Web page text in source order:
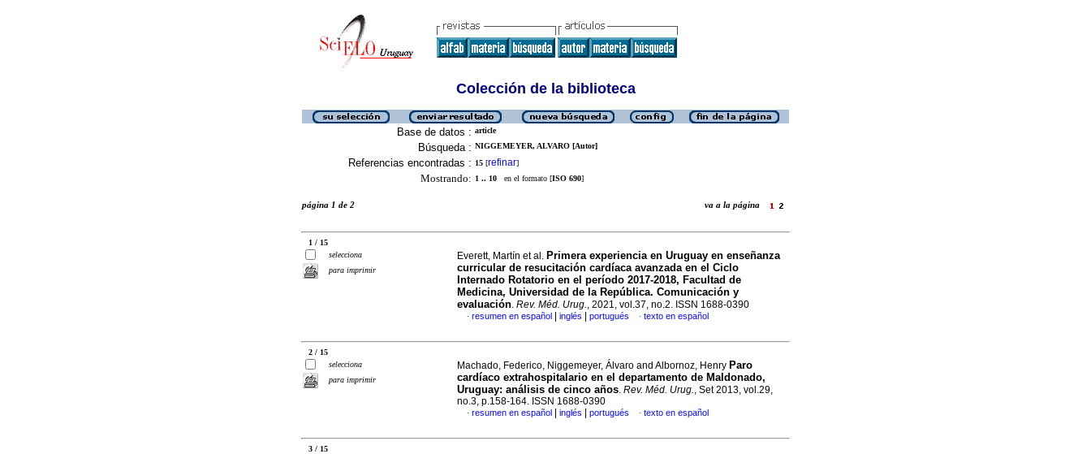
Colección de la biblioteca
Base de datos : article
Búsqueda : NIGGEMEYER, ALVARO [Autor]
Referencias encontradas : 15 [refinar]
Mostrando: 1 .. 10 en el formato [ISO 690]
página 1 de 2 va a la página
1 / 15
selecciona
para imprimir
Everett, Martín et al. Primera experiencia en Uruguay en enseñanza
curricular de resucitación cardíaca avanzada en el Ciclo
Internado Rotatorio en el período 2017-2018, Facultad de
Medicina, Universidad de la República. Comunicación y
evaluación. Rev. Méd. Urug., 2021, vol.37, no.2. ISSN 1688-0390
· resumen en español inglés portugués · texto en español
2 / 15
selecciona
para imprimir
Machado, Federico, Niggemeyer, Álvaro and Albornoz, Henry Paro
cardíaco extrahospitalario en el departamento de Maldonado,
Uruguay: análisis de cinco años. Rev. Méd. Urug., Set 2013, vol.29,
no.3, p.158-164. ISSN 1688-0390
· resumen en español inglés portugués · texto en español
3 / 15